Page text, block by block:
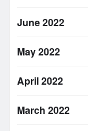
June 2022
May 2022
April 2022
March 2022